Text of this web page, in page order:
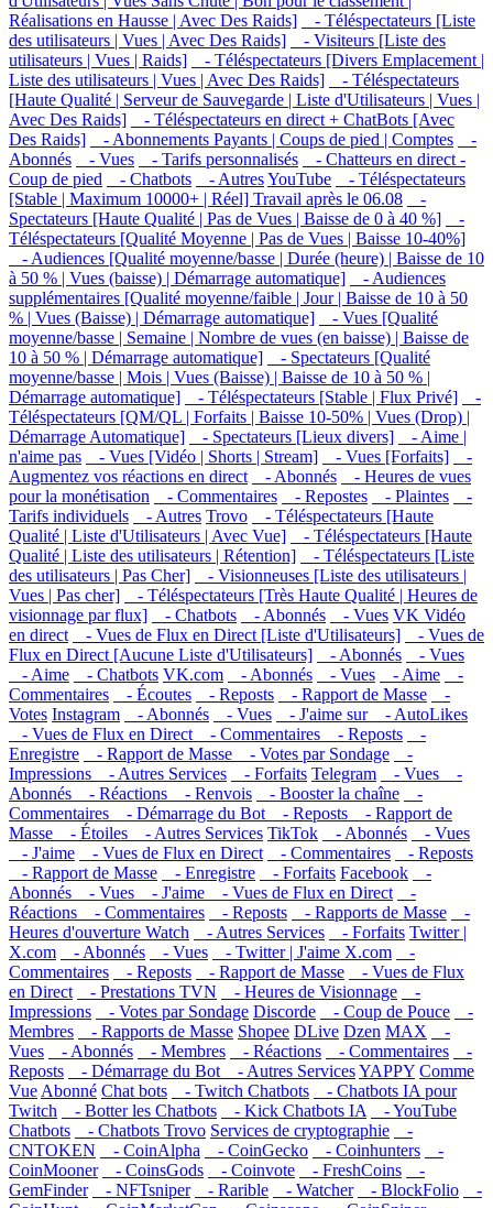
Réalisations en Hausse | Avec Des Raids]
- Téléspectateurs [Liste
des utilisateurs | Vues | Avec Des Raids]
- Visiteurs [Liste des
utilisateurs | Vues | Raids]
- Téléspectateurs [Divers Emplacement |
Liste des utilisateurs | Vues | Avec Des Raids]
- Téléspectateurs
[Haute Qualité | Serveur de Sauvegarde | Liste d'Utilisateurs | Vues |
Avec Des Raids]
- Téléspectateurs en direct + ChatBots [Avec
Des Raids]
- Abonnements Payants | Coups de pied | Comptes
-
Abonnés
- Vues - Tarifs personnalisés
- Chatteurs en direct -
Coup de pied
- Chatbots - AutresYouTube
- Téléspectateurs
[Stable | Maximum 10000+ | Réel] Travail après le 06.08
-
Spectateurs [Haute Qualité | Pas de Vues | Baisse de 0 à 40 %]
-
Téléspectateurs [Qualité Moyenne | Pas de Vues | Baisse 10-40%]
- Audiences [Qualité moyenne/basse | Durée (heure) | Baisse de 10
à 50 % | Vues (baisse) | Démarrage automatique]
- Audiences
supplémentaires [Qualité moyenne/faible | Jour | Baisse de 10 à 50
% | Vues (Baisse) | Démarrage automatique]
- Vues [Qualité
moyenne/basse | Semaine | Nombre de vues (en baisse) | Baisse de
10 à 50 % | Démarrage automatique]
- Spectateurs [Qualité
moyenne/basse | Mois | Vues (Baisse) | Baisse de 10 à 50 % |
Démarrage automatique]
- Téléspectateurs [Stable | Flux Privé]
-
Téléspectateurs [QM/QL | Forfaits | Baisse 10-50% | Vues (Drop) |
Démarrage Automatique]
- Spectateurs [Lieux divers]
- Aime |
n'aime pas
- Vues [Vidéo | Shorts | Stream] - Vues [Forfaits]
-
Augmentez vos réactions en direct
- Abonnés
- Heures de vues
pour la monétisation
- Commentaires - Repostes - Plaintes
-
Tarifs individuels
- Autres Trovo
- Téléspectateurs [Haute
Qualité | Liste d'Utilisateurs | Avec Vue]
- Téléspectateurs [Haute
Qualité | Liste des utilisateurs | Rétention]
- Téléspectateurs [Liste
des utilisateurs | Pas Cher]
- Visionneuses [Liste des utilisateurs |
Vues | Pas cher]
- Téléspectateurs [Très Haute Qualité | Heures de
visionnage par flux]
- Chatbots - Abonnés - Vues VK Vidéo
en direct
- Vues de Flux en Direct [Liste d'Utilisateurs]
- Vues de
Flux en Direct [Aucune Liste d'Utilisateurs]
- Abonnés
- Vues
- Aime
- Chatbots VK.com - Abonnés - Vues - Aime
-
Commentaires
- Écoutes - Reposts - Rapport de Masse
-
Votes Instagram - Abonnés - Vues - J'aime sur
- AutoLikes
- Vues de Flux en Direct
- Commentaires - Reposts
-
Enregistre
- Rapport de Masse - Votes par Sondage
-
Impressions
- Autres Services - Forfaits Telegram - Vues
-
Abonnés
- Réactions - Renvois - Booster la chaîne
-
Commentaires
- Démarrage du Bot - Reposts
- Rapport de
Masse
- Étoiles - Autres Services TikTok - Abonnés
- Vues
- J'aime
- Vues de Flux en Direct - Commentaires
- Reposts
- Rapport de Masse
- Enregistre - Forfaits Facebook
-
Abonnés
- Vues - J'aime - Vues de Flux en Direct
-
Réactions
- Commentaires - Reposts - Rapports de Masse
-
Heures d'ouverture Watch
- Autres Services - Forfaits Twitter |
X.com
- Abonnés - Vues - Twitter | J'aime X.com
-
Commentaires
- Reposts - Rapport de Masse
- Vues de Flux
en Direct
- Prestations TVN - Heures de Visionnage
-
Impressions
- Votes par Sondage Discorde - Coup de Pouce
-
Membres
- Rapports de Masse Shopee DLive Dzen MAX
-
Vues
- Abonnés - Membres - Réactions - Commentaires
-
Reposts
- Démarrage du Bot - Autres ServicesYAPPY Comme
Vue Abonné Chat bots - Twitch Chatbots
- Chatbots IA pour
Twitch
- Botter les Chatbots - Kick Chatbots IA
- YouTube
Chatbots
- Chatbots Trovo Services de cryptographie
-
CNTOKEN
- CoinAlpha - CoinGecko - Coinhunters
-
CoinMooner
- CoinsGods - Coinvote - FreshCoins
-
GemFinder
- NFTsniper - Rarible - Watcher - BlockFolio
-